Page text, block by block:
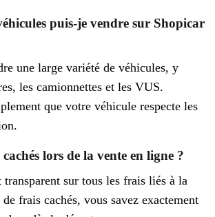
puis-je vendre sur Shopicar
une large variété de véhicules, y
les camionnettes et les VUS.
que votre véhicule respecte les
lors de la vente en ligne ?
sur tous les frais liés à la
frais cachés, vous savez exactement